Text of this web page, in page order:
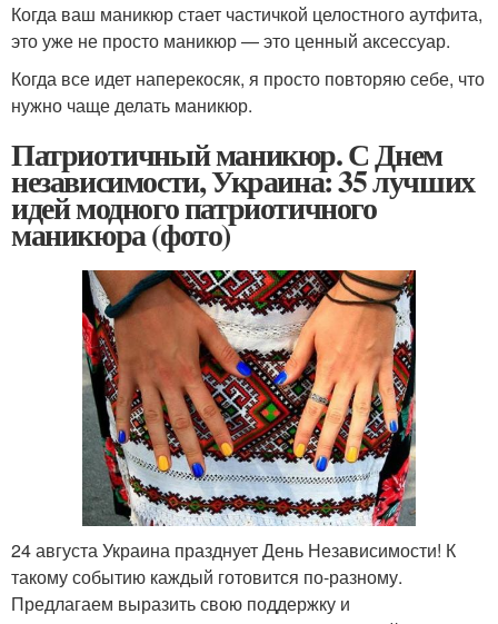
Когда ваш маникюр стает частичкой целостного аутфита,
это уже не просто маникюр — это ценный аксессуар.
Когда все идет наперекосяк, я просто повторяю себе, что
нужно чаще делать маникюр.
Патриотичный маникюр. С Днем
независимости, Украина: 35 лучших
идей модного патриотичного
маникюра (фото)
24 августа Украина празднует День Независимости! К
такому событию каждый готовится по-разному.
Предлагаем выразить свою поддержку и